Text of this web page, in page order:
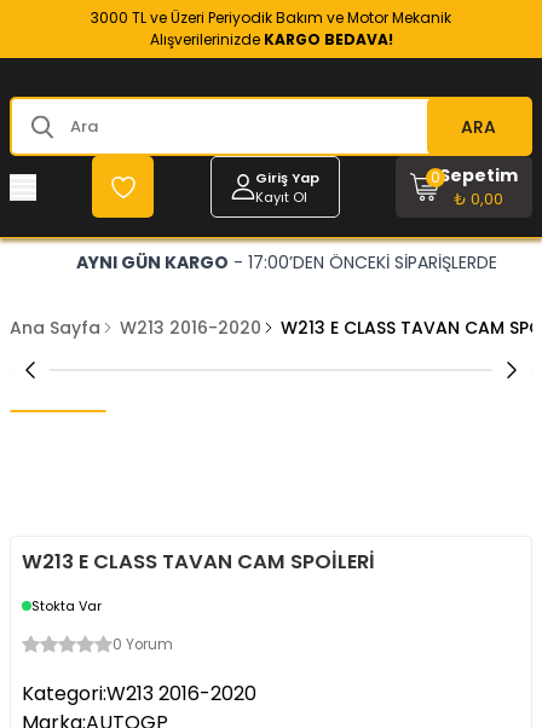
3000 TL ve Üzeri Periyodik Bakım ve Motor Mekanik
Alışverilerinizde KARGO BEDAVA!
ARA
Giriş Yap
Kayıt Ol
Sepetim
₺ 0,00
0
AYNI GÜN KARGO - 17:00’DEN ÖNCEKİ SİPARİŞLERDE
Ana Sayfa W213 2016-2020 W213 E CLASS TAVAN CAM
W213 E CLASS TAVAN CAM SPOİLERİ
Stokta Var
0 Yorum
Kategori:W213 2016-2020